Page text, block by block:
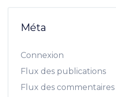
Méta
Connexion
Flux des publications
Flux des commentaires